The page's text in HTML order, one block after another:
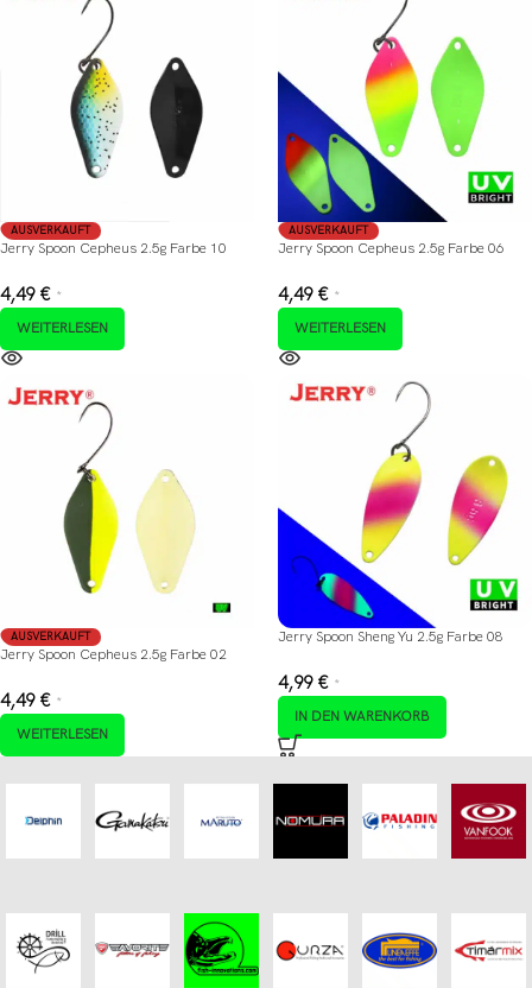
AUSVERKAUFT
Jerry Spoon Cepheus 2.5g Farbe 10
4,49 € *
WEITERLESEN
AUSVERKAUFT
Jerry Spoon Cepheus 2.5g Farbe 06
4,49 € *
WEITERLESEN
AUSVERKAUFT
Jerry Spoon Cepheus 2.5g Farbe 02
4,49 € *
WEITERLESEN
Jerry Spoon Sheng Yu 2.5g Farbe 08
4,99 € *
IN DEN WARENKORB